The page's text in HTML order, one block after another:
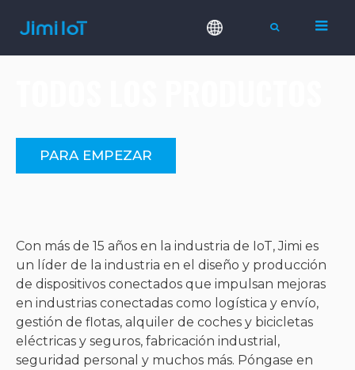
PARA EMPEZAR
Con más de 15 años en la industria de IoT, Jimi es
un líder de la industria en el diseño y producción
de dispositivos conectados que impulsan mejoras
en industrias conectadas como logística y envío,
gestión de flotas, alquiler de coches y bicicletas
eléctricas y seguros, fabricación industrial,
seguridad personal y muchos más. Póngase en